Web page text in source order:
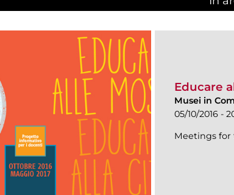
Educare
Musei in
05/10/2016 -
Meetings for